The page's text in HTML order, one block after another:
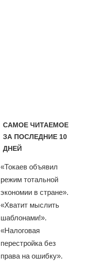
САМОЕ ЧИТАЕМОЕ
ЗА ПОСЛЕДНИЕ 10
ДНЕЙ
«Токаев объявил
режим тотальной
экономии в стране».
«Хватит мыслить
шаблонами!».
«Налоговая
перестройка без
права на ошибку».